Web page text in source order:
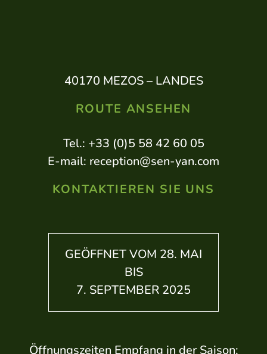
Castets: ein verstecktes Juwel im
Zentrum von Les Landes
40170 MEZOS – LANDES
ROUTE ANSEHEN
Tel.: +33 (0)5 58 42 60 05
E-mail: reception@sen-yan.com
KONTAKTIEREN SIE UNS
GEÖFFNET VOM 28. MAI
BIS
7. SEPTEMBER 2025
Öffnungszeiten Empfang in der Saison: